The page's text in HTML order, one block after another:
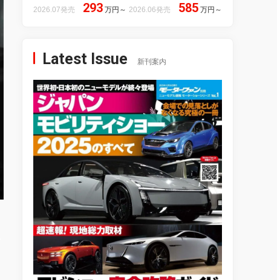
2026.07発売 293 万円 ～ 2026.06発売 585 万円 ～
Latest Issue 新刊案内